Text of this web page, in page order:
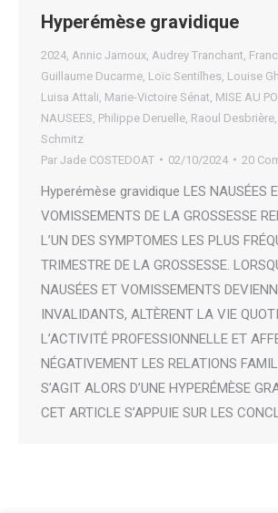
Hyperémèse gravidique
2024 Annic Jarnoux Audrey Tranchant
Guillaume Ducarme Loïc Sentilhes Louise
Luisa Attali Marie-Victoire Sénat MISE AU
NAUSEES Philippe Deruelle Raoul Desbrière
Schmitz
Par Jade COSTEDOAT 02/10/2024 20
Hyperémèse gravidique LES NAUSÉES
VOMISSEMENTS DE LA GROSSESSE
L’UN DES SYMPTOMES LES PLUS
TRIMESTRE DE LA GROSSESSE.
NAUSÉES ET VOMISSEMENTS
INVALIDANTS, ALTÈRENT LA VIE
L’ACTIVITÉ PROFESSIONNELLE ET
NÉGATIVEMENT LES RELATIONS
S’AGIT ALORS D’UNE HYPERÉMÈSE
CET ARTICLE S’APPUIE SUR LES